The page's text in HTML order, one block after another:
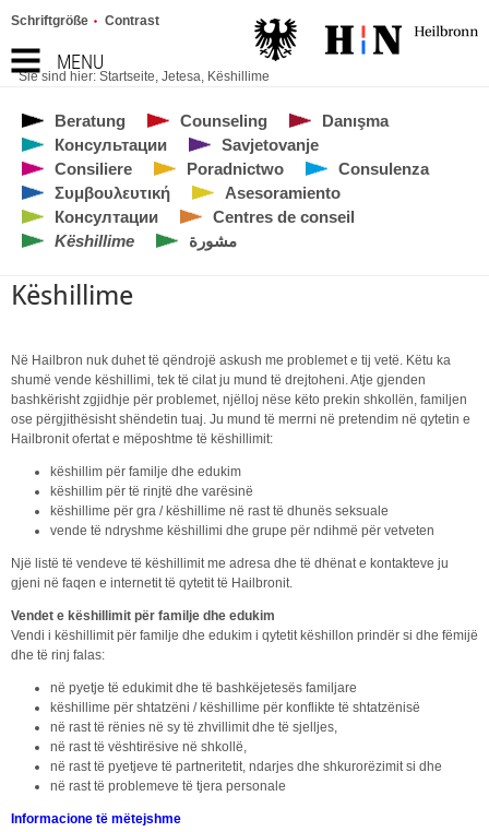
MENU
Schriftgröße Contrast
Sie sind hier: Startseite, Jetesa, Këshillime
Beratung Counseling
Danışma
Консультации
Savjetovanje
Consiliere
Poradnictwo
Consulenza
Συμβουλευτική
Asesoramiento
Консултации
Centres de conseil
Këshillime
مشورة
Këshillime
Në Hailbron nuk duhet të qëndrojë askush me problemet e tij vetë. Këtu ka
shumë vende këshillimi, tek të cilat ju mund të drejtoheni. Atje gjenden
bashkërisht zgjidhje për problemet, njëlloj nëse këto prekin shkollën, familjen
ose përgjithësisht shëndetin tuaj. Ju mund të merrni në pretendim në qytetin e
Hailbronit ofertat e mëposhtme të këshillimit:
këshillim për familje dhe edukim
këshillim për të rinjtë dhe varësinë
këshillime për gra / këshillime në rast të dhunës seksuale
vende të ndryshme këshillimi dhe grupe për ndihmë për vetveten
Një listë të vendeve të këshillimit me adresa dhe të dhënat e kontakteve ju
gjeni në faqen e internetit të qytetit të Hailbronit.
Vendet e këshillimit për familje dhe edukim
Vendi i këshillimit për familje dhe edukim i qytetit këshillon prindër si dhe fëmijë
dhe të rinj falas:
në pyetje të edukimit dhe të bashkëjetesës familjare
këshillime për shtatzëni / këshillime për konflikte të shtatzënisë
në rast të rënies në sy të zhvillimit dhe të sjelljes,
në rast të vështirësive në shkollë,
në rast të pyetjeve të partneritetit, ndarjes dhe shkurorëzimit si dhe
në rast të problemeve të tjera personale
Informacione të mëtejshme